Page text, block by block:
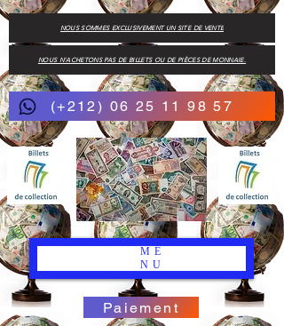
(+212) 06 25 11 98 57
ME
NU
Paiement
NOUS N'ACHETONS PAS DE BILLETS OU DE PIÈCES DE MONNAIE.
NOUS SOMMES EXCLUSIVEMENT UN SITE DE VENTE